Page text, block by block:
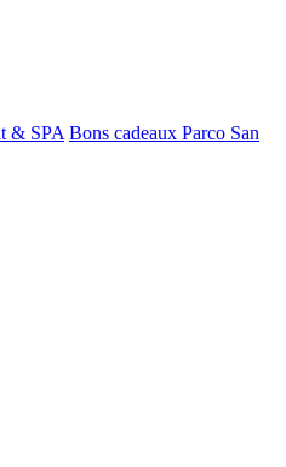
& SPA Bons cadeaux Parco San